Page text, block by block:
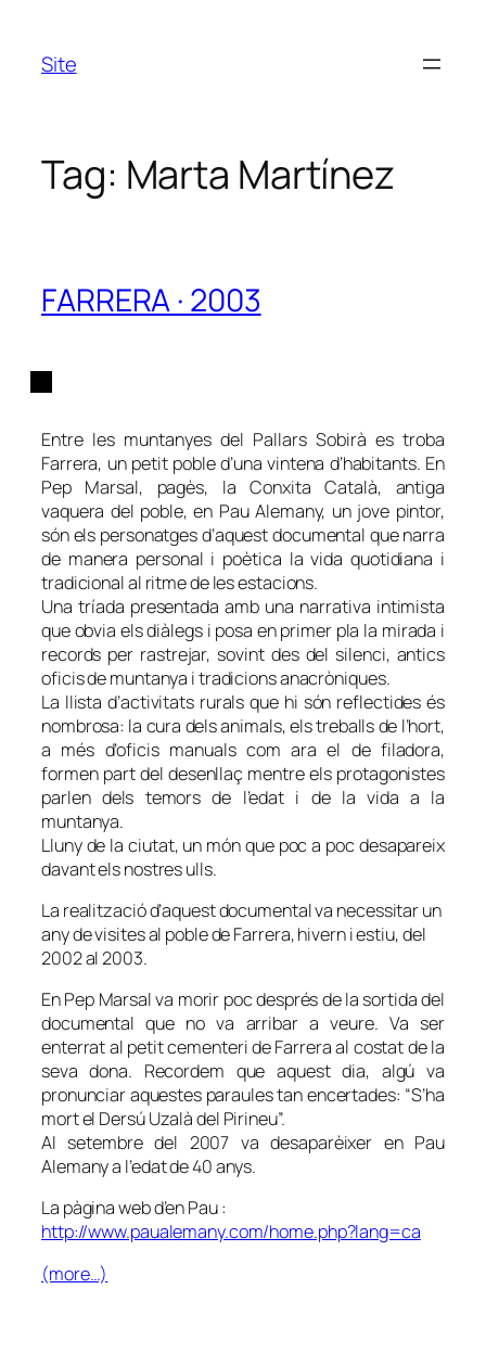
content
Site
Tag: Marta Martínez
FARRERA · 2003
Entre les muntanyes del Pallars Sobirà es troba
Farrera, un petit poble d’una vintena d’habitants. En
Pep Marsal, pagès, la Conxita Català, antiga
vaquera del poble, en Pau Alemany, un jove pintor,
són els personatges d’aquest documental que narra
de manera personal i poètica la vida quotidiana i
tradicional al ritme de les estacions.
Una tríada presentada amb una narrativa intimista
que obvia els diàlegs i posa en primer pla la mirada i
records per rastrejar, sovint des del silenci, antics
oficis de muntanya i tradicions anacròniques.
La llista d’activitats rurals que hi són reflectides és
nombrosa: la cura dels animals, els treballs de l’hort,
a més d’oficis manuals com ara el de filadora,
formen part del desenllaç mentre els protagonistes
parlen dels temors de l’edat i de la vida a la
muntanya.
Lluny de la ciutat, un món que poc a poc desapareix
davant els nostres ulls.
La realització d’aquest documental va necessitar un
any de visites al poble de Farrera, hivern i estiu, del
2002 al 2003.
En Pep Marsal va morir poc després de la sortida del
documental que no va arribar a veure. Va ser
enterrat al petit cementeri de Farrera al costat de la
seva dona. Recordem que aquest dia, algú va
pronunciar aquestes paraules tan encertades: “S’ha
mort el Dersú Uzalà del Pirineu”.
Al setembre del 2007 va desaparèixer en Pau
Alemany a l’edat de 40 anys.
La pàgina web d’en Pau :
http://www.paualemany.com/home.php?lang=ca
(more…)